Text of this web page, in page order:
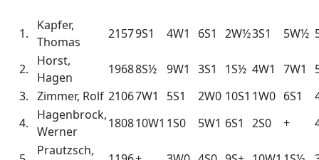
1.
Kapfer,
Thomas
21579S1 4W1 6S1 2W½3S1 5W½
2.
Horst,
Hagen
19688S½ 9W1 3S1 1S½ 4W1 7W1
3.
Zimmer, Rolf 21067W1 5S1 2W0 10S1 1W0 6S1
4.
Hagenbrock,
Werner
180810W1 1S0 5W1 6S1 2S0 +
Prautzsch,